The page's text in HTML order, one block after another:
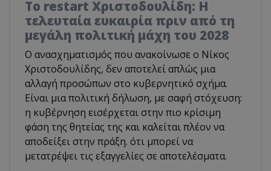
Το restart Χριστοδουλίδη: Η
τελευταία ευκαιρία πριν από τη
μεγάλη πολιτική μάχη του 2028
Ο ανασχηματισμός που ανακοίνωσε ο Νίκος
Χριστοδουλίδης, δεν αποτελεί απλώς μια
αλλαγή προσώπων στο κυβερνητικό σχήμα.
Είναι μια πολιτική δήλωση, με σαφή στόχευση:
η κυβέρνηση εισέρχεται στην πιο κρίσιμη
φάση της θητείας της και καλείται πλέον να
αποδείξει στην πράξη. ότι μπορεί να
μετατρέψει τις εξαγγελίες σε αποτελέσματα.